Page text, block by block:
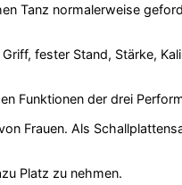
Tanz normalerweise
fester Stand, Stärke,
Funktionen der drei
Frauen. Als
Platz zu nehmen.